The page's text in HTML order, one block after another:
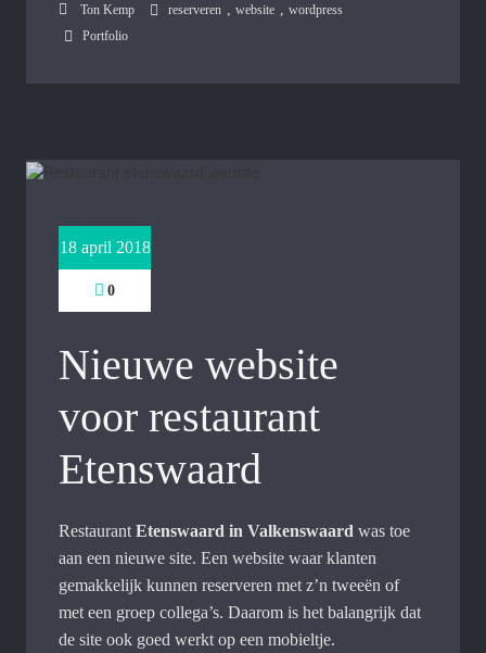
Ton Kemp reserveren website
wordpress
Portfolio
18 april 2018
0
Nieuwe website
voor restaurant
Etenswaard
Restaurant Etenswaard in Valkenswaard was toe
aan een nieuwe site. Een website waar klanten
gemakkelijk kunnen reserveren met z’n tweeën of
met een groep collega’s. Daarom is het balangrijk dat
de site ook goed werkt op een mobieltje.